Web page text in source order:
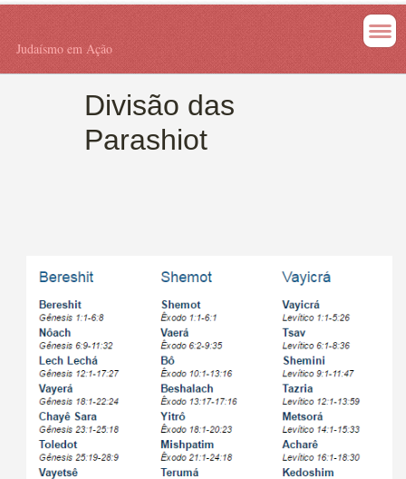
Judaísmo em Ação
Divisão das
Parashiot